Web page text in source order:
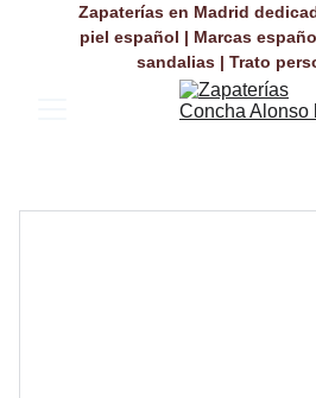
Zapaterías en Madrid
piel español | Marcas
sandalias | Trato